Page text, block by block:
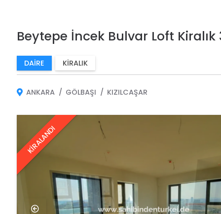
Beytepe İncek Bulvar Loft Kiralık
DAIRE KIRALIK
ANKARA GÖLBAŞI KIZILCAŞAR
KİRALANDI